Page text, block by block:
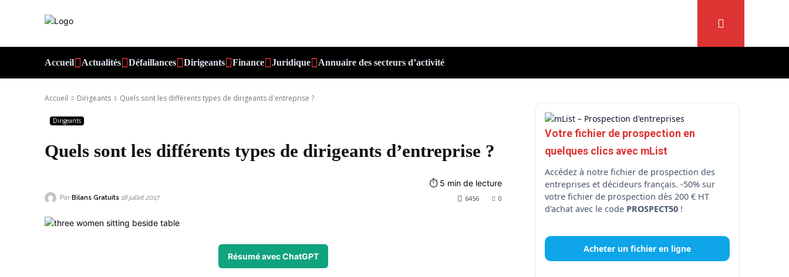
Accueil Actualités Défaillances Dirigeants Finance Juridique Annuaire des secteurs d’activité
Accueil Dirigeants Quels sont les différents types de dirigeants d'entreprise ?
Dirigeants
Quels sont les différents types de dirigeants d’entreprise ?
⏱ 5 min de lecture
Par Bilans Gratuits 18 juillet 2017 0
6456
Résumé avec ChatGPT
Votre fichier de prospection en
quelques clics avec mList
Accédez à notre fichier de prospection des
entreprises et décideurs français. -50% sur
votre fichier de prospection dès 200 € HT
d'achat avec le code PROSPECT50!
Acheter un fichier en ligne